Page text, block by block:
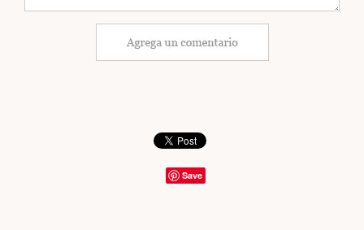
Save